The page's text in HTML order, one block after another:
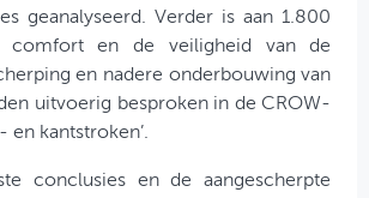
geanalyseerd. Verder is aan 1.800
comfort en de veiligheid van de
en nadere onderbouwing van
uitvoerig besproken in de CROW-
en kantstroken’.
conclusies en de aangescherpte